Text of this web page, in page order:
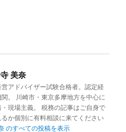
美奈
アドバイザー試験合格者。認定経
。 川崎市・東京多摩地方を中心に
現場主義。 税務の記事はご自身で
か個別に有料相談に来てください
のすべての投稿を表示